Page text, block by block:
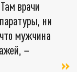
врачи
ни
мужчина
–